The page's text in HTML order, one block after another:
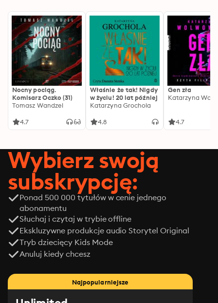
Nocny pociąg.
Komisarz Oczko (31)
Tomasz Wandzel
4.7
Właśnie że tak! Nigdy
w życiu! 20 lat później
Katarzyna Grochola
4.8
Gen zła
Katarzyna
4.7
Wybierz swoją
subskrypcję:
Ponad 500 000 tytułów w cenie jednego
abonamentu
Słuchaj i czytaj w trybie offline
Ekskluzywne produkcje audio Storytel Original
Tryb dziecięcy Kids Mode
Anuluj kiedy chcesz
Najpopularniejsze